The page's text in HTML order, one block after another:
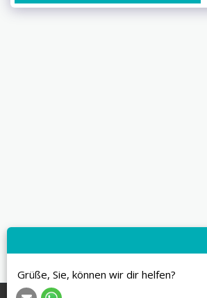
Grüße, Sie, können wir dir helfen?